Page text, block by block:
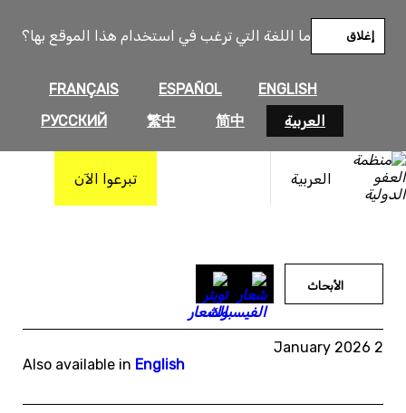
ما اللغة التي ترغب في استخدام هذا الموقع بها؟
ENGLISH
ESPAÑOL
FRANÇAIS
العربية
简中
繁中
РУССКИЙ
إغلاق
العربية تبرعوا الآن
المحتوى
الأبحاث
2 January 2026
Also available in English